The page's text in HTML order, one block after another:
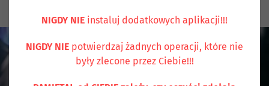
NIGDY NIE instaluj dodatkowych aplikacji!!!
NIGDY NIE potwierdzaj żadnych operacji, które nie
były zlecone przez Ciebie!!!